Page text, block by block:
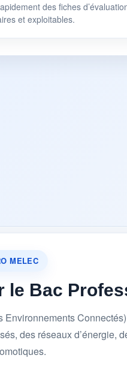
des fiches
et exploitables.
MELEC
Bac
des réseaux d’énergie,